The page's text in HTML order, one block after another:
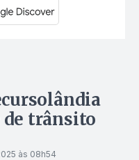
de trânsito
às 08h54